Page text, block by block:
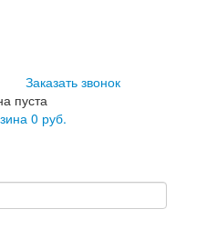
Заказать звонок
пуста
0 руб.